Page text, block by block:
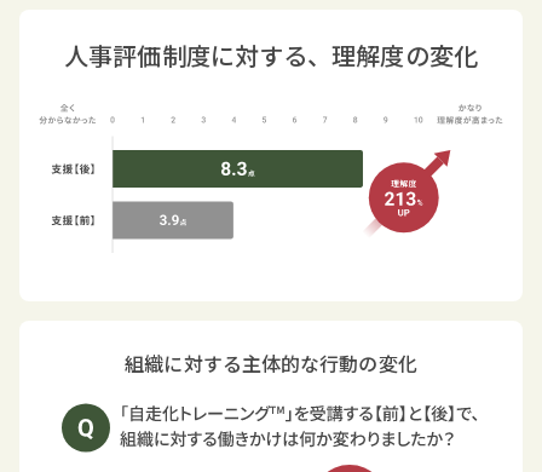
人事評価制度に対する、理解度の変化
組織に対する主体的な行動の変化